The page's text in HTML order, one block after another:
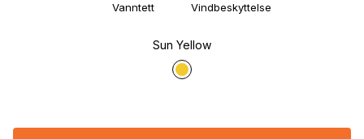
Vanntett Vindbeskyttelse
Sun Yellow